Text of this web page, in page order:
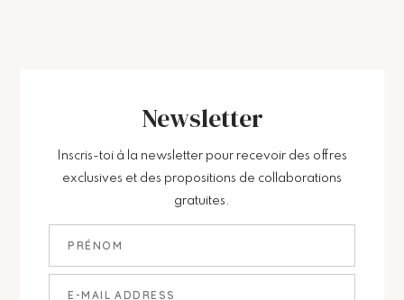
Newsletter
Inscris-toi à la newsletter pour recevoir des offres
exclusives et des propositions de collaborations
gratuites.